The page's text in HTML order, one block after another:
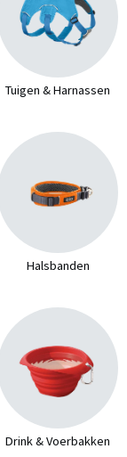
Tuigen & Harnassen
Halsbanden
Drink & Voerbakken